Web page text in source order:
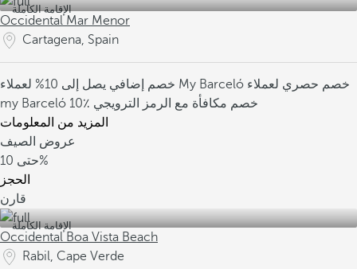
الإقامة الكاملة
Occidental Mar Menor
Cartagena, Spain
خصم إضافي يصل إلى 10% لعملاء My Barceló خصم حصري لعملاء
my Barceló
10٪ خصم مكافأة مع الرمز الترويجي
المزيد من المعلومات
عروض الصيف
حتى10%
الحجز
قارن
الإقامة الكاملة
Occidental Boa Vista Beach
Rabil, Cape Verde